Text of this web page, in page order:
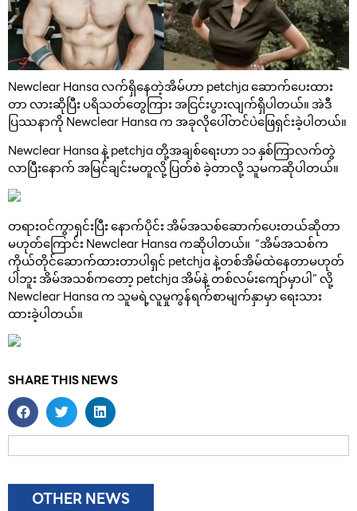
Newclear Hansa လက်ရှိနေတဲ့အိမ်ဟာ petchja ဆောက်ပေးထား
တာ လားဆိုပြီး ပရိသတ်တွေကြား အငြင်းပွားလျက်ရှိပါတယ်။ အဲဒီ
ပြဿနာကို Newclear Hansa က အခုလိုပေါ်တင်ပဲဖြေရှင်းခဲ့ပါတယ်။
Newclear Hansa နဲ့ petchja တို့အချစ်ရေးဟာ ၁၁ နှစ်ကြာလက်တွဲ
လာပြီးနောက် အမြင်ချင်းမတူလို့ ပြတ်စဲ ခဲ့တာလို့ သူမကဆိုပါတယ်။
တရားဝင်ကွာရှင်းပြီး နောက်ပိုင်း အိမ်အသစ်ဆောက်ပေးတယ်ဆိုတာ
မဟုတ်ကြောင်း Newclear Hansa ကဆိုပါတယ်။ “အိမ်အသစ်က
ကိုယ်တိုင်ဆောက်ထားတာပါရှင် petchja နဲ့တစ်အိမ်ထဲနေတာမဟုတ်
ပါဘူး အိမ်အသစ်ကတော့ petchja အိမ်နဲ့ တစ်လမ်းကျော်မှာပါ” လို့
Newclear Hansa က သူမရဲ့လူမှုကွန်ရက်စာမျက်နှာမှာ ရေးသား
ထားခဲ့ပါတယ်။
SHARE THIS NEWS
OTHER NEWS